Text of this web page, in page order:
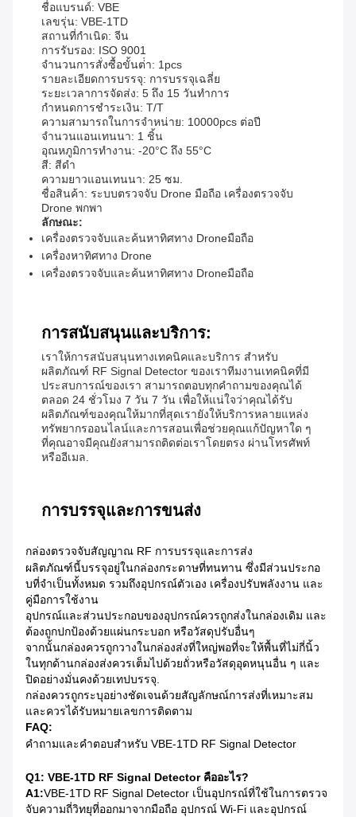
ชื่อแบรนด์: VBE
เลขรุ่น: VBE-1TD
สถานที่กําเนิด: จีน
การรับรอง: ISO 9001
จํานวนการสั่งซื้อขั้นต่ํา: 1pcs
รายละเอียดการบรรจุ: การบรรจุเฉลี่ย
ระยะเวลาการจัดส่ง: 5 ถึง 15 วันทําการ
กําหนดการชําระเงิน: T/T
ความสามารถในการจําหน่าย: 10000pcs ต่อปี
จํานวนแอนเทนนา: 1 ชิ้น
อุณหภูมิการทํางาน: -20°C ถึง 55°C
สี: สีดํา
ความยาวแอนเทนนา: 25 ซม.
ชื่อสินค้า: ระบบตรวจจับ Drone มือถือ เครื่องตรวจจับ
Drone พกพา
ลักษณะ:
เครื่องตรวจจับและค้นหาทิศทาง Droneมือถือ
เครื่องหาทิศทาง Drone
เครื่องตรวจจับและค้นหาทิศทาง Droneมือถือ
การสนับสนุนและบริการ:
เราให้การสนับสนุนทางเทคนิคและบริการ สําหรับ
ผลิตภัณฑ์ RF Signal Detector ของเราทีมงานเทคนิคที่มี
ประสบการณ์ของเรา สามารถตอบทุกคําถามของคุณได้
ตลอด 24 ชั่วโมง 7 วัน 7 วัน เพื่อให้แน่ใจว่าคุณได้รับ
ผลิตภัณฑ์ของคุณให้มากที่สุดเรายังให้บริการหลายแหล่ง
ทรัพยากรออนไลน์และการสอนเพื่อช่วยคุณแก้ปัญหาใด ๆ
ที่คุณอาจมีคุณยังสามารถติดต่อเราโดยตรง ผ่านโทรศัพท์
หรืออีเมล.
การบรรจุและการขนส่ง
กล่องตรวจจับสัญญาณ RF การบรรจุและการส่ง
ผลิตภัณฑ์นี้บรรจุอยู่ในกล่องกระดาษที่ทนทาน ซึ่งมีส่วนประกอ
บที่จําเป็นทั้งหมด รวมถึงอุปกรณ์ตัวเอง เครื่องปรับพลังงาน และ
คู่มือการใช้งาน
อุปกรณ์และส่วนประกอบของอุปกรณ์ควรถูกส่งในกล่องเดิม และ
ต้องถูกปกป้องด้วยแผ่นกระบอก หรือวัสดุปรับอื่นๆ
จากนั้นกล่องควรถูกวางในกล่องส่งที่ใหญ่พอที่จะให้พื้นที่ไม่กี่นิ้ว
ในทุกด้านกล่องส่งควรเต็มไปด้วยถั่วหรือวัสดุอุดหนุนอื่น ๆ และ
ปิดอย่างมั่นคงด้วยเทปบรรจุ.
กล่องควรถูกระบุอย่างชัดเจนด้วยสัญลักษณ์การส่งที่เหมาะสม
และควรได้รับหมายเลขการติดตาม
FAQ:
คําถามและคําตอบสําหรับ VBE-1TD RF Signal Detector
Q1: VBE-1TD RF Signal Detector คืออะไร?
A1:VBE-1TD RF Signal Detector เป็นอุปกรณ์ที่ใช้ในการตรวจ
จับความถี่วิทยุที่ออกมาจากมือถือ อุปกรณ์ Wi-Fi และอุปกรณ์